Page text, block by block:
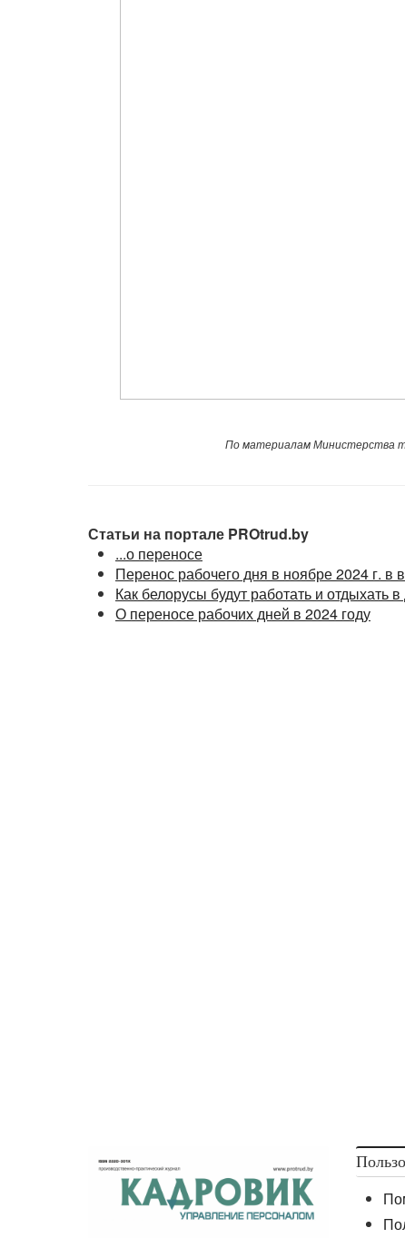
По материалам Министерства
Статьи на портале PROtrud.by
...о переносе
Перенос рабочего дня в ноябре 2024 г. в
Как белорусы будут работать и отдыхать
О переносе рабочих дней в 2024 году